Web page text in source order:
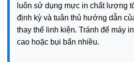
luôn sử dụng mực in chất lượng
định kỳ và tuân thủ hướng dẫn
thay thế linh kiện. Tránh để máy
cao hoặc bụi bẩn nhiều.